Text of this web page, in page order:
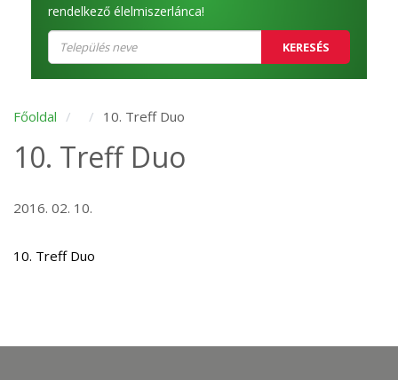
rendelkező élelmiszerlánca!
KERESÉS
Főoldal 10. Treff Duo
10. Treff Duo
2016. 02. 10.
10. Treff Duo